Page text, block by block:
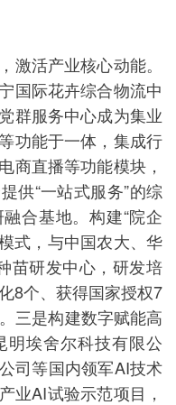
活产业核心动能。
国际花卉综合物流中
群服务中心成为集业
功能于一体，集成行
商直播等功能模块，
供“一站式服务”的综
合基地。构建“院企
式，与中国农大、华
苗研发中心，研发培
8个、获得国家授权7
三是构建数字赋能高
埃舍尔科技有限公
司等国内领军AI技术
业AI试验示范项目，